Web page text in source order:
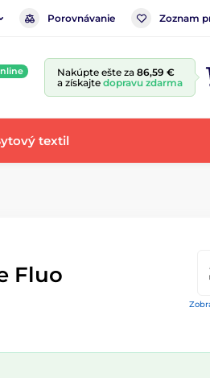
Porovnávanie Zoznam
Nakúpte ešte za 86,59 €
a získajte dopravu zdarma
textil
Fluo